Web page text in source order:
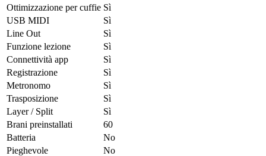
Ottimizzazione per cuffie Sì
USB MIDI
Sì
Line Out
Sì
Funzione lezione
Sì
Connettività app
Sì
Registrazione
Sì
Metronomo
Sì
Trasposizione
Sì
Layer / Split
Sì
Brani preinstallati
60
Batteria
No
Pieghevole
No